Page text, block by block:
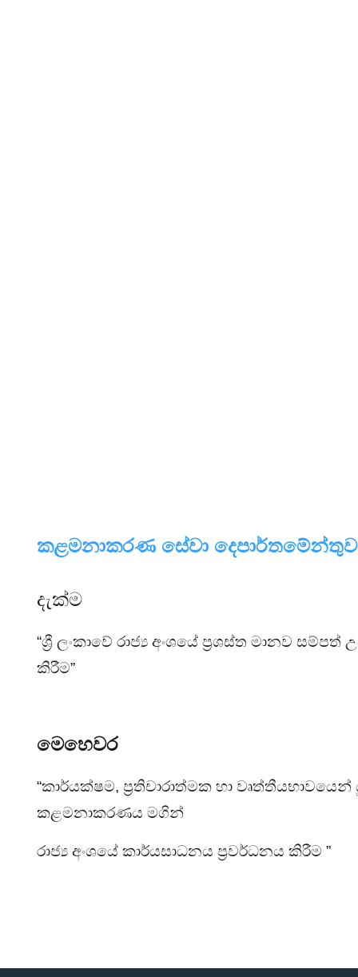
කළමනාකරණ සේවා දෙපාර්තමේන්තුව
දැක්ම
“ශ්‍රී ලංකාවේ රාජ්‍ය අංශයේ ප්‍රශස්ත මානව සම්පත්
කිරීම”
මෙහෙවර
“කාර්යක්ෂම, ප්‍රතිචාරාත්මක හා
කළමනාකරණය මගින්
රාජ්‍ය අංශයේ කාර්යසාධනය ප්‍රවර්ධනය කිරීම ”